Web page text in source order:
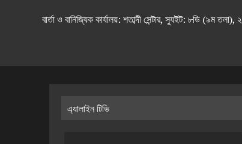
বার্তা ও বানিজ্যিক কার্যালয়: শতাব্দী সেন্টার, স্যুইট:
এ্যালাইন টিভি